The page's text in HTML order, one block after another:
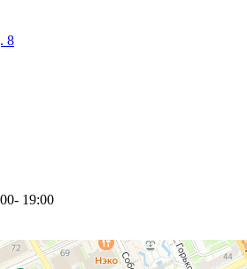
8
19:00